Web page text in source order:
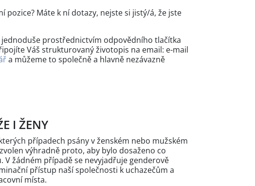
pozice? Máte k ní dotazy, nejste si jistý/á, že jste
jednoduše prostřednictvím odpovědního tlačítka
Váš strukturovaný životopis na email: e-mail
a můžeme to společně a hlavně nezávazně
I ŽENY
případech psány v ženském nebo mužském
výhradně proto, aby bylo dosaženo co
V žádném případě se nevyjadřuje genderově
přístup naší společnosti k uchazečům a
místa.